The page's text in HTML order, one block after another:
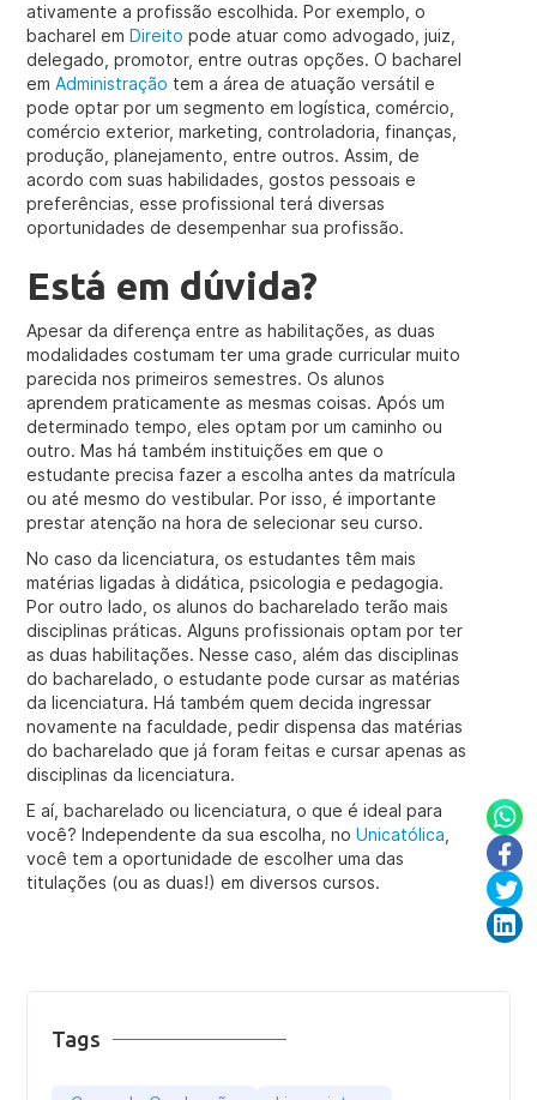
ativamente a profissão escolhida. Por exemplo, o
bacharel emDireito pode atuar como advogado, juiz,
delegado, promotor, entre outras opções. O bacharel
emAdministração tem a área de atuação versátil e
pode optar por um segmento em logística, comércio,
comércio exterior, marketing, controladoria, finanças,
produção, planejamento, entre outros. Assim, de
acordo com suas habilidades, gostos pessoais e
preferências, esse profissional terá diversas
oportunidades de desempenhar sua profissão.
Está em dúvida?
Apesar da diferença entre as habilitações, as duas
modalidades costumam ter uma grade curricular muito
parecida nos primeiros semestres. Os alunos
aprendem praticamente as mesmas coisas. Após um
determinado tempo, eles optam por um caminho ou
outro. Mas há também instituições em que o
estudante precisa fazer a escolha antes da matrícula
ou até mesmo do vestibular. Por isso, é importante
prestar atenção na hora de selecionar seu curso.
No caso da licenciatura, os estudantes têm mais
matérias ligadas à didática, psicologia e pedagogia.
Por outro lado, os alunos do bacharelado terão mais
disciplinas práticas. Alguns profissionais optam por ter
as duas habilitações. Nesse caso, além das disciplinas
do bacharelado, o estudante pode cursar as matérias
da licenciatura. Há também quem decida ingressar
novamente na faculdade, pedir dispensa das matérias
do bacharelado que já foram feitas e cursar apenas as
disciplinas da licenciatura.
E aí, bacharelado ou licenciatura, o que é ideal para
você? Independente da sua escolha, noUnicatólica
você tem a oportunidade de escolher uma das
titulações (ou as duas!) em diversos cursos.
Tags